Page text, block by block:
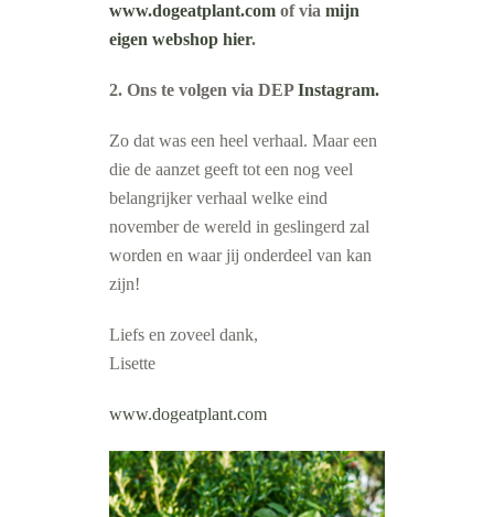
www.dogeatplant.com of via mijn
eigen webshop hier.
2. Ons te volgen via DEPInstagram.
Zo dat was een heel verhaal. Maar een
die de aanzet geeft tot een nog veel
belangrijker verhaal welke eind
november de wereld in geslingerd zal
worden en waar jij onderdeel van kan
zijn!
Liefs en zoveel dank,
Lisette
www.dogeatplant.com